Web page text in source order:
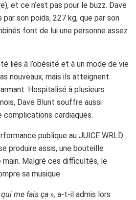
et ce n’est pas pour le buzz. Dave
son poids, 227 kg, que par son
font de lui une personne assez
liés à l’obésité et à un mode de vie
nouveaux, mais ils atteignent
Hospitalisé à plusieurs
Dave Blunt souffre aussi
complications cardiaques.
publique au JUICE WRLD
produire assis, une bouteille
main. Malgré ces difficultés, le
sa musique.
me fais ça », a-t-il admis lors